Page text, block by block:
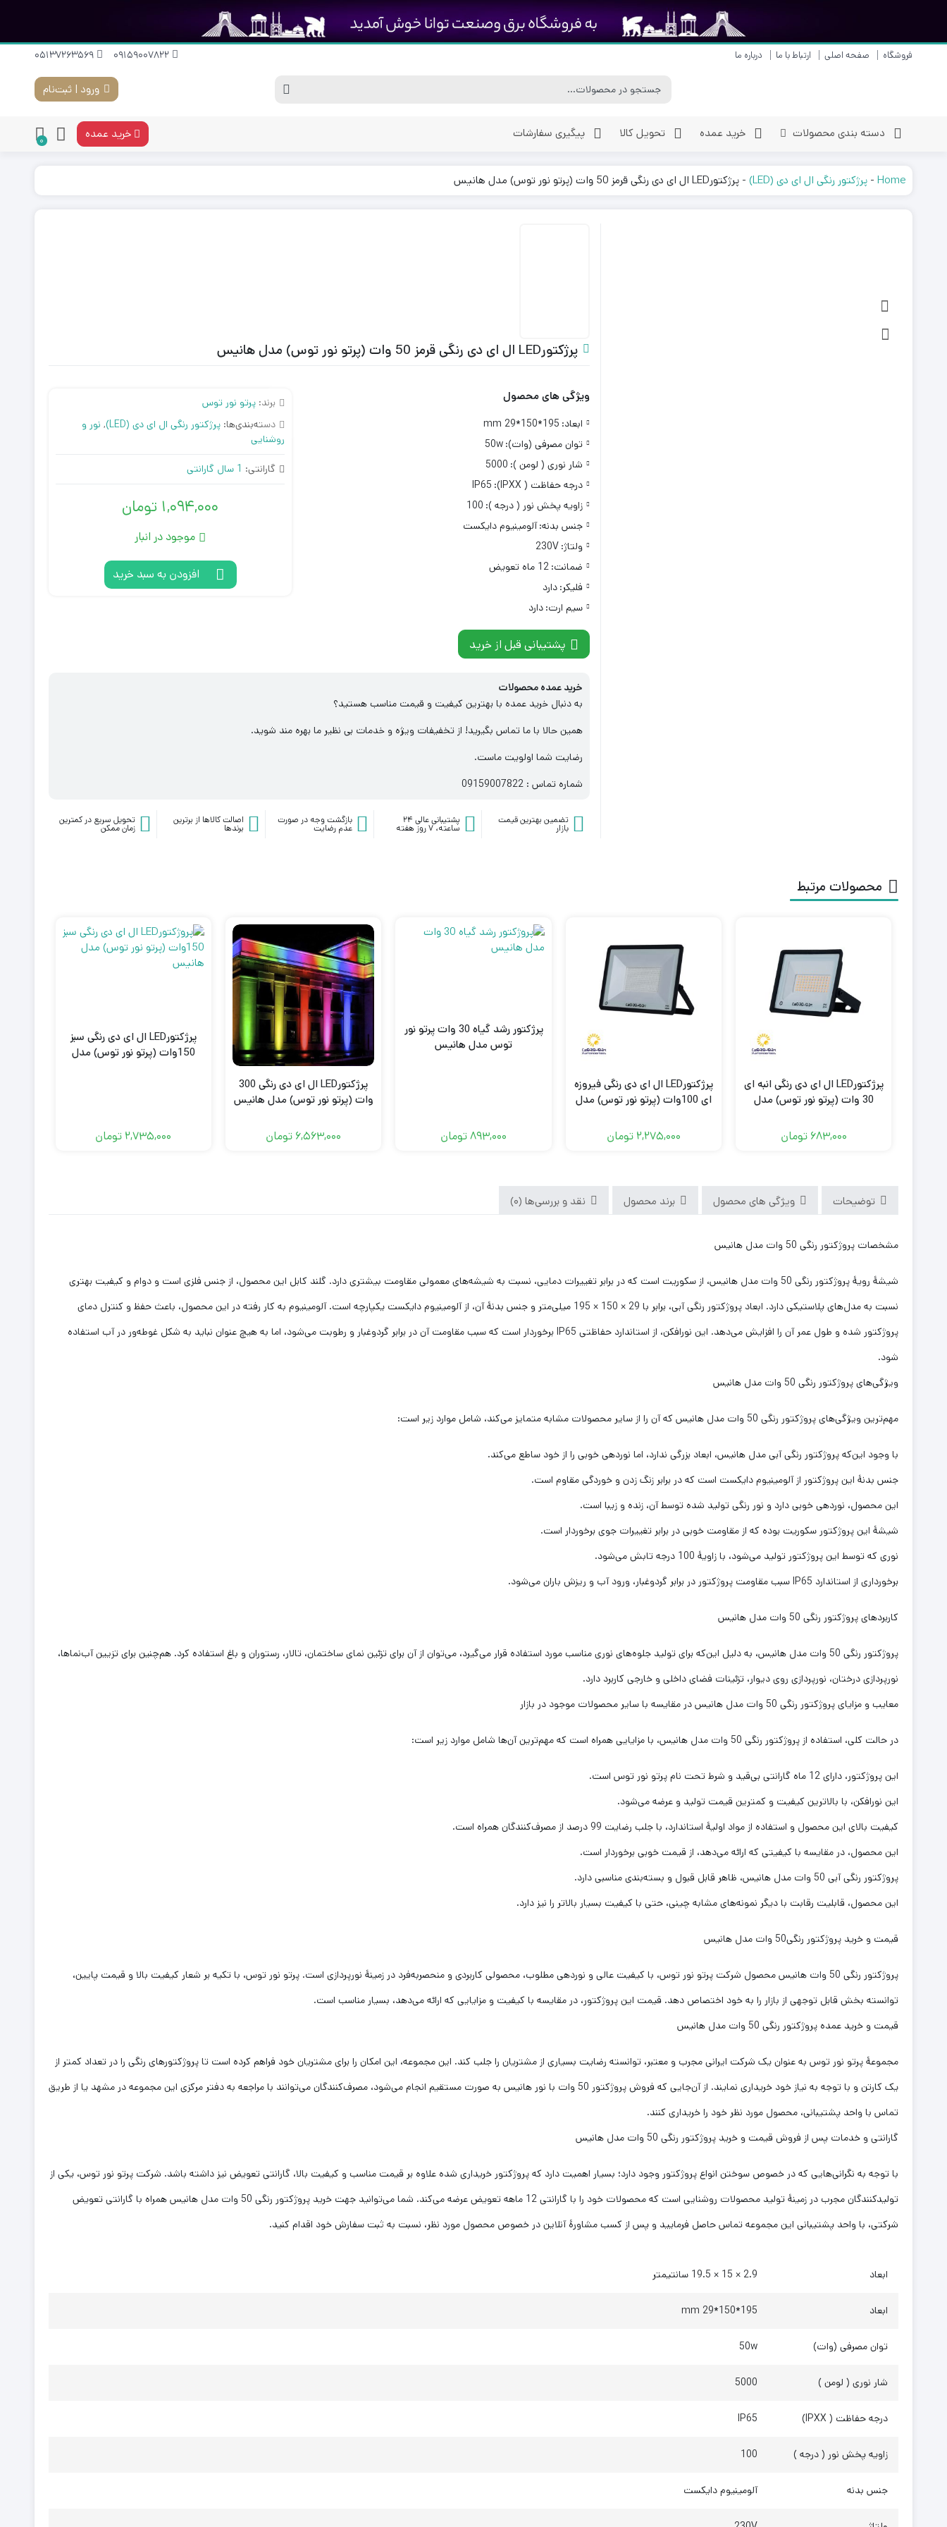
فروشگاه صفحه اصلی ارتباط با ما درباره ما 09159007822
05137263569
ورود | ثبت‌نام
دسته بندی محصولات خرید عمده تحویل کالا پیگیری سفارشات خرید عمده 0
Home
- پرژکتور رنگی ال ای دی (LED) - پرژکتورLED ال ای دی رنگی قرمز 50 وات (پرتو نور توس) مدل هانیس
پرژکتورLED ال ای دی رنگی قرمز 50 وات (پرتو نور توس) مدل هانیس
ویژگی های محصول
ابعاد: 195*150*29 mm
توان مصرفی (وات): 50w
شار نوری ( لومن ): 5000
درجه حفاظت ( IPXX):
IP65
زاویه پخش نور ( درجه ): 100
جنس بدنه:آلومینیوم دایکست
ولتاژ: 230V
ضمانت: 12 ماه تعویض
فلیکر: دارد
سیم ارت: دارد
پشتیبانی قبل از خرید
برند: پرتو نور توس
دسته‌بندی‌ها: پرژکتور رنگی ال ای دی (LED) , نور و
روشنایی
گارانتی: 1 سال گارانتی
1,094,000 تومان
موجود در انبار
افزودن به سبد خرید
خرید عمده محصولات
به دنبال خرید عمده با بهترین کیفیت و قیمت مناسب هستید؟
همین حالا با ما تماس بگیرید! از تخفیفات ویژه و خدمات بی نظیر ما بهره مند شوید.
رضایت شما اولویت ماست.
شماره تماس : 09159007822
تضمین بهترین قیمت
بازار
پشتیبانی عالی ۲۴
ساعته، ۷ روز هفته
بازگشت وجه در صورت
عدم رضایت
اصالت کالاها از برترین
برندها
تحویل سریع در کمترین
زمان ممکن
محصولات مرتبط
پرژکتورLED ال ای دی رنگی انبه ای
30 وات (پرتو نور توس) مدل
683,000 تومان
پرژکتورLED ال ای دی رنگی فیروزه
ای 100وات (پرتو نور توس) مدل
2,275,000 تومان
پرژکتور رشد گیاه 30 وات پرتو نور
توس مدل هانیس
893,000تومان
پرژکتورLED ال ای دی رنگی 300
وات (پرتو نور توس) مدل هانیس
6,563,000 تومان
پرژکتورLED ال ای دی رنگی سبز
150وات (پرتو نور توس) مدل
2,735,000 تومان
توضیحات ویژگی های محصول برند محصول نقد و بررسی‌ها (0)
مشخصات پروژکتور رنگی 50 وات مدل هانیس
شیشۀ رویۀ پروژکتور رنگی 50 وات مدل هانیس، از سکوریت است که در برابر تغییرات دمایی، نسبت به شیشه‌های معمولی مقاومت بیشتری دارد. گلند کابل این محصول، از جنس فلزی است و دوام و کیفیت بهتری
نسبت به مدل‌های پلاستیکی دارد. ابعاد پروژکتور رنگی آبی، برابر با 29 × 150 × 195 میلی‌متر و جنس بدنۀ آن، از آلومینیوم دایکست یکپارچه است. آلومینیوم به کار رفته در این محصول، باعث حفظ و کنترل دمای
پروژکتور شده و طول عمر آن را افزایش می‌دهد. این نورافکن، از استاندارد حفاظتی IP65 برخوردار است که سبب مقاومت آن در برابر گردو‌غبار و رطوبت می‌شود، اما به هیچ عنوان نباید به شکل غوطه‌‌ور در آب استفاده
شود.
ویژگی‌های پروژکتور رنگی 50 وات مدل هانیس
مهم‌ترین ویژگی‌های پروژکتور رنگی 50 وات مدل هانیس که آن را از سایر محصولات مشابه متمایز می‌کند، شامل موارد زیر است:
با وجود این‌که پروژکتور رنگی آبی مدل هانیس، ابعاد بزرگی ندارد، اما نوردهی خوبی را از خود ساطع می‌کند.
جنس بدنۀ این پروژکتور از آلومینیوم دایکست است که در برابر زنگ‌ زدن و خوردگی مقاوم است.
این محصول، نوردهی خوبی دارد و نور رنگی تولید شده توسط آن، زنده و زیبا است.
شیشۀ این پروژکتور سکوریت بوده که از مقاومت خوبی در برابر تغییرات جوی برخوردار است.
نوری که توسط این پروژکتور تولید می‌شود، با زاویۀ 100 درجه تابش می‌شود.
برخورداری از استاندارد IP65 سبب مقاومت پروژکتور در برابر گردو‌غبار، ورود آب و ریزش باران می‌شود.
کاربردهای پروژکتور رنگی 50 وات مدل هانیس
پروژکتور رنگی 50 وات مدل هانیس، به دلیل این‌که برای تولید جلوه‌های نوری مناسب مورد استفاده قرار می‌گیرد، می‌توان از آن برای تزئین نمای ساختمان، تالار، رستوران و باغ استفاده کرد. هم‌چنین برای تزیین آب‌نماها،
نورپردازی درختان، نورپردازی روی دیوار، تزئینات فضای داخلی و خارجی کاربرد دارد.
معایب و مزایای پروژکتور رنگی 50 وات مدل هانیس در مقایسه با سایر محصولات موجود در بازار
در حالت کلی، استفاده از پروژکتور رنگی 50 وات مدل هانیس، با مزایایی همراه است که مهم‌ترین آن‌ها شامل موارد زیر است:
این پروژکتور، دارای 12 ماه گارانتی بی‌قید و شرط تحت نام پرتو نور توس است.
این نورافکن، با بالاترین کیفیت و کمترین قیمت تولید و عرضه می‌شود.
کیفیت بالای این محصول و استفاده از مواد اولیۀ استاندارد، با جلب رضایت 99 درصد از مصرف‌کنندگان همراه است.
این محصول، در مقایسه با کیفیتی که ارائه می‌دهد، از قیمت خوبی برخوردار است.
پروژکتور رنگی آبی 50 وات مدل هانیس، ظاهر قابل قبول و بسته‌بندی مناسبی دارد.
این محصول، قابلیت رقابت با دیگر نمونه‌های مشابه چینی، حتی با کیفیت بسیار بالاتر را نیز دارد.
قیمت و خرید پروژکتور رنگی50 وات مدل هانیس
پروژکتور رنگی 50 وات هانیس محصول شرکت پرتو نور توس، با کیفیت عالی و نوردهی مطلوب، محصولی کاربردی و منحصربه‌فرد در زمینۀ نورپردازی است. پرتو نور توس، با تکیه بر شعار کیفیت بالا و قیمت پایین،
توانسته بخش قابل توجهی از بازار را به خود اختصاص دهد. قیمت این پروژکتور، در مقایسه با کیفیت و مزایایی که ارائه می‌دهد، بسیار مناسب است.
قیمت و خرید عمده پروژکتور رنگی 50 وات مدل هانیس
مجموعۀ پرتو نور توس به عنوان یک شرکت ایرانی مجرب و معتبر، توانسته رضایت بسیاری از مشتریان را جلب کند. این مجموعه، این امکان را برای مشتریان خود فراهم کرده است تا پروژکتورهای رنگی را در تعداد کمتر از
یک کارتن و با توجه به نیاز خود خریداری نمایند. از آن‌جایی که فروش پروژکتور 50 وات با نور هانیس به صورت مستقیم انجام می‌شود، مصرف‌کنندگان می‌توانند با مراجعه به دفتر مرکزی این مجموعه در مشهد یا از طریق
تماس با واحد پشتیبانی، محصول مورد نظر خود را خریداری کنند.
گارانتی و خدمات پس از فروش قیمت و خرید پروژکتور رنگی 50 وات مدل هانیس
با توجه به نگرانی‌هایی که در خصوص سوختن انواع پروژکتور وجود دارد؛ بسیار اهمیت دارد که پروژکتور خریداری شده علاوه بر قیمت مناسب و کیفیت بالا، گارانتی تعویض نیز داشته باشد. شرکت پرتو نور توس، یکی از
تولیدکنندگان مجرب در زمینۀ تولید محصولات روشنایی است که محصولات خود را با گارانتی 12 ماهه تعویض عرضه می‌کند. شما می‌توانید جهت خرید پروژکتور رنگی 50 وات مدل هانیس همراه با گارانتی تعویض
شرکتی، با واحد پشتیبانی این مجموعه تماس حاصل فرمایید و پس از کسب مشاورۀ آنلاین در خصوص محصول مورد نظر، نسبت به ثبت سفارش خود اقدام کنید.
ابعاد 2.9 × 15 × 19.5 سانتیمتر
ابعاد 195*150*29 mm
توان مصرفی (وات) 50w
شار نوری ( لومن ) 5000
درجه حفاظت ( IPXX) IP65
زاویه پخش نور ( درجه ) 100
جنس بدنه آلومینیوم دایکست